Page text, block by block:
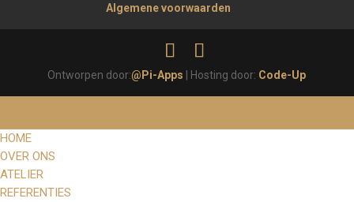
Algemene voorwaarden
Ontworpen door:@Pi-Apps | Hosting door: Code-Up
HOME
OVER ONS
ATELIER
REFERENTIES